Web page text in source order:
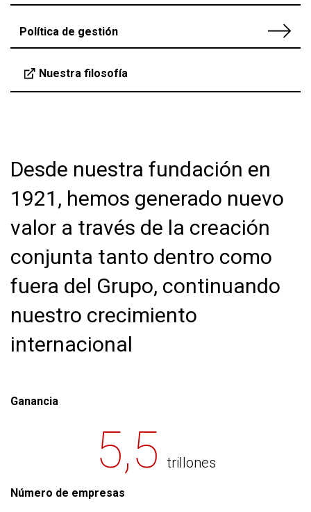
Política de gestión
Nuestra filosofía
Desde nuestra fundación en
1921, hemos generado nuevo
valor a través de la creación
conjunta tanto dentro como
fuera del Grupo, continuando
nuestro crecimiento
internacional
Ganancia
5,5 trillones
Número de empresas